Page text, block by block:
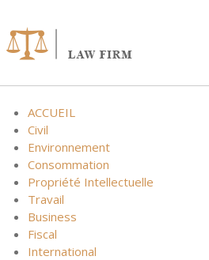
content
ACCUEIL
Civil
Environnement
Consommation
Propriété Intellectuelle
Travail
Business
Fiscal
International